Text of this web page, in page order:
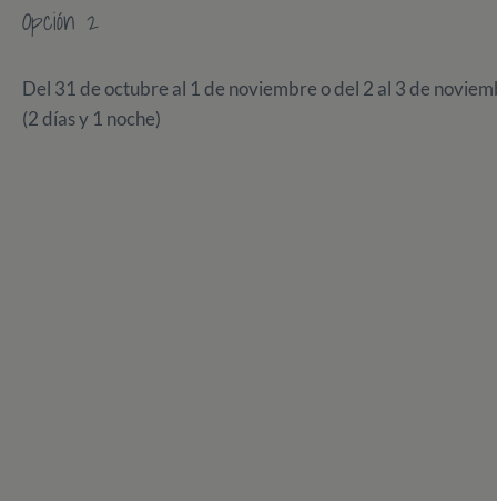
Opción 2
Del 31 de octubre al 1 de noviembre o del 2 al 3 de
(2 días y 1 noche)